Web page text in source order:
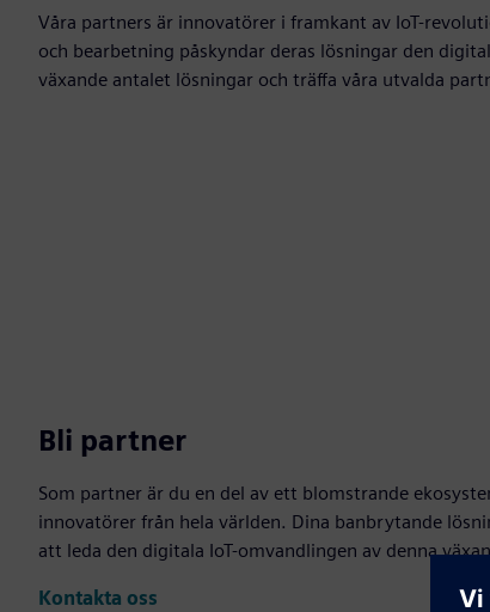
Våra partners är innovatörer i framkant av IoT-
och bearbetning påskyndar deras lösningar den
växande antalet lösningar och träffa våra utvalda
Bli partner
Som partner är du en del av ett blomstrande
innovatörer från hela världen. Dina banbrytande
att leda den digitala IoT-omvandlingen av denna
Kontakta oss